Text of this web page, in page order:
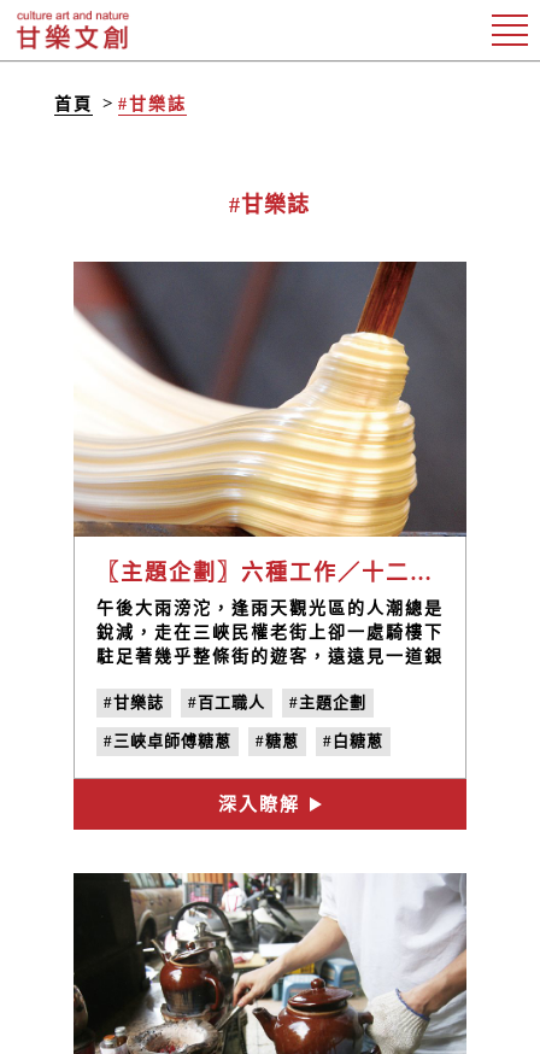
首頁 #甘樂誌
#甘樂誌
〖主題企劃〗六種工作／十二項手掌之間的極限動作！「拉・扯 —— 糖蔥」糖的告白：拉拉扯扯之情更稠——三峽卓師傅糖蔥。
午後大雨滂沱，逢雨天觀光區的人潮總是
銳減，走在三峽民權老街上卻一處騎樓下
駐足著幾乎整條街的遊客，遠遠見一道銀
下，是一位年輕老闆卓韋辰正拉扯著「糖
蔥」。
#甘樂誌 #百工職人 #主題企劃
#三峽卓師傅糖蔥 #糖蔥 #白糖蔥
#手工糖蔥 #麥芽糖
深入瞭解